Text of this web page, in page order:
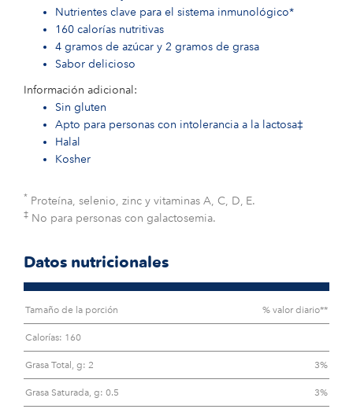
Nutrientes clave para el sistema inmunológico*
160 calorías nutritivas
4 gramos de azúcar y 2 gramos de grasa
Sabor delicioso
Información adicional:
Sin gluten
Apto para personas con intolerancia a la lactosa‡
Halal
Kosher
* Proteína, selenio, zinc y vitaminas A, C, D, E.
‡ No para personas con galactosemia.
Datos nutricionales
Tamaño de la porción % valor diario**
Calorías: 160
Grasa Total, g: 2 3%
Grasa Saturada, g: 0.5 3%